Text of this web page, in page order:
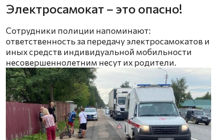
Электросамокат – это опасно!
Сотрудники полиции напоминают:
ответственность за передачу электросамокатов и
иных средств индивидуальной мобильности
несовершеннолетним несут их родители.